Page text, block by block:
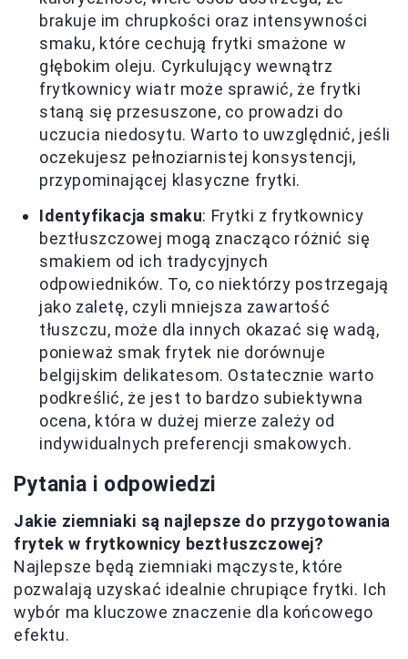
brakuje im chrupkości oraz intensywności
smaku, które cechują frytki smażone w
głębokim oleju. Cyrkulujący wewnątrz
frytkownicy wiatr może sprawić, że frytki
staną się przesuszone, co prowadzi do
uczucia niedosytu. Warto to uwzględnić, jeśli
oczekujesz pełnoziarnistej konsystencji,
przypominającej klasyczne frytki.
Identyfikacja smaku: Frytki z frytkownicy
beztłuszczowej mogą znacząco różnić się
smakiem od ich tradycyjnych
odpowiedników. To, co niektórzy postrzegają
jako zaletę, czyli mniejsza zawartość
tłuszczu, może dla innych okazać się wadą,
ponieważ smak frytek nie dorównuje
belgijskim delikatesom. Ostatecznie warto
podkreślić, że jest to bardzo subiektywna
ocena, która w dużej mierze zależy od
indywidualnych preferencji smakowych.
Pytania i odpowiedzi
Jakie ziemniaki są najlepsze do przygotowania
frytek w frytkownicy beztłuszczowej?
Najlepsze będą ziemniaki mączyste, które
pozwalają uzyskać idealnie chrupiące frytki. Ich
wybór ma kluczowe znaczenie dla końcowego
efektu.